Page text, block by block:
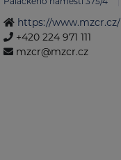
https://www.mzcr.cz/
+420 224 971 111
mzcr@mzcr.cz